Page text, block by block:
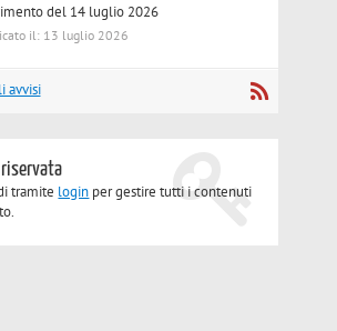
del 14 luglio 2026
il: 13 luglio 2026
avvisi
tramite login per gestire tutti i contenuti